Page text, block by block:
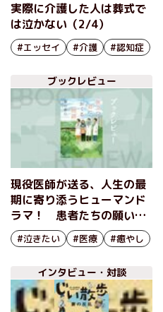
実際に介護した人は葬式で
は泣かない（2/4）
#エッセイ #介護 #認知症
ブックレビュー
現役医師が送る、人生の最
期に寄り添うヒューマンド
ラマ！ 患者たちの願いを
叶えるために介護士が奮闘
する感動の群像劇 『旅立
心
#泣きたい #医療 #癒やし
インタビュー・対談